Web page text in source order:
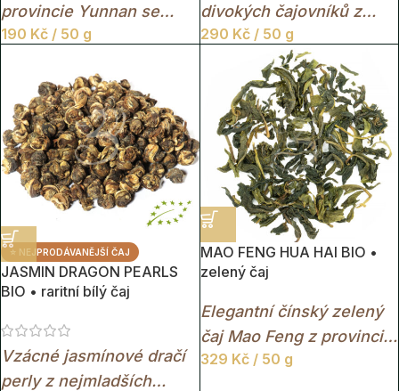
provincie Yunnan se
svěží bylinnou chutí,
elegantním nádechem
mladých čajových lístků.
190 Kč / 50 g
divokých čajovníků z
Yunnanu s jemnou chutí,
elegantní vůní a
unikátním charakterem
starých čajových stromů.
290 Kč/ 50 g
⭐ NEJPRODÁVANĚJŠÍ ČAJ
JASMIN DRAGON PEARLS
BIO • raritní bílý čaj
Vzácné jasmínové dračí
perly z nejmladších
MAO FENG HUA HAI BIO •
zelený čaj
Elegantní čínský zelený
čaj Mao Feng z provincie
Zhejiang s jemnou
329 Kč/ 50 g